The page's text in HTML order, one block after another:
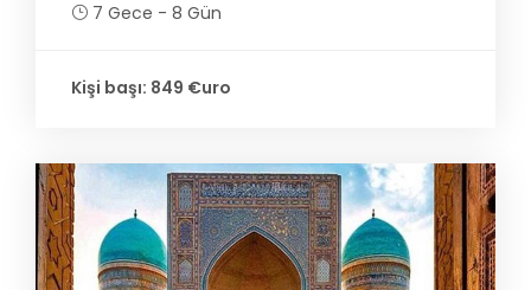
7 Gece - 8 Gün
Kişi başı: 849 €uro